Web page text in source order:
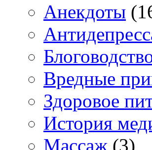
Анекдоты
Вредные
Здоровое
История
Массаж (3)